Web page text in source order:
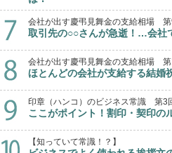
会社が出す慶弔見舞金の支給相場 第
取引先の○○さんが急逝！…会社
会社が出す慶弔見舞金の支給相場 第
ほとんどの会社が支給する結婚
印章（ハンコ）のビジネス常識 第3
ここがポイント！割印・契印の
【知っていて常識！？】